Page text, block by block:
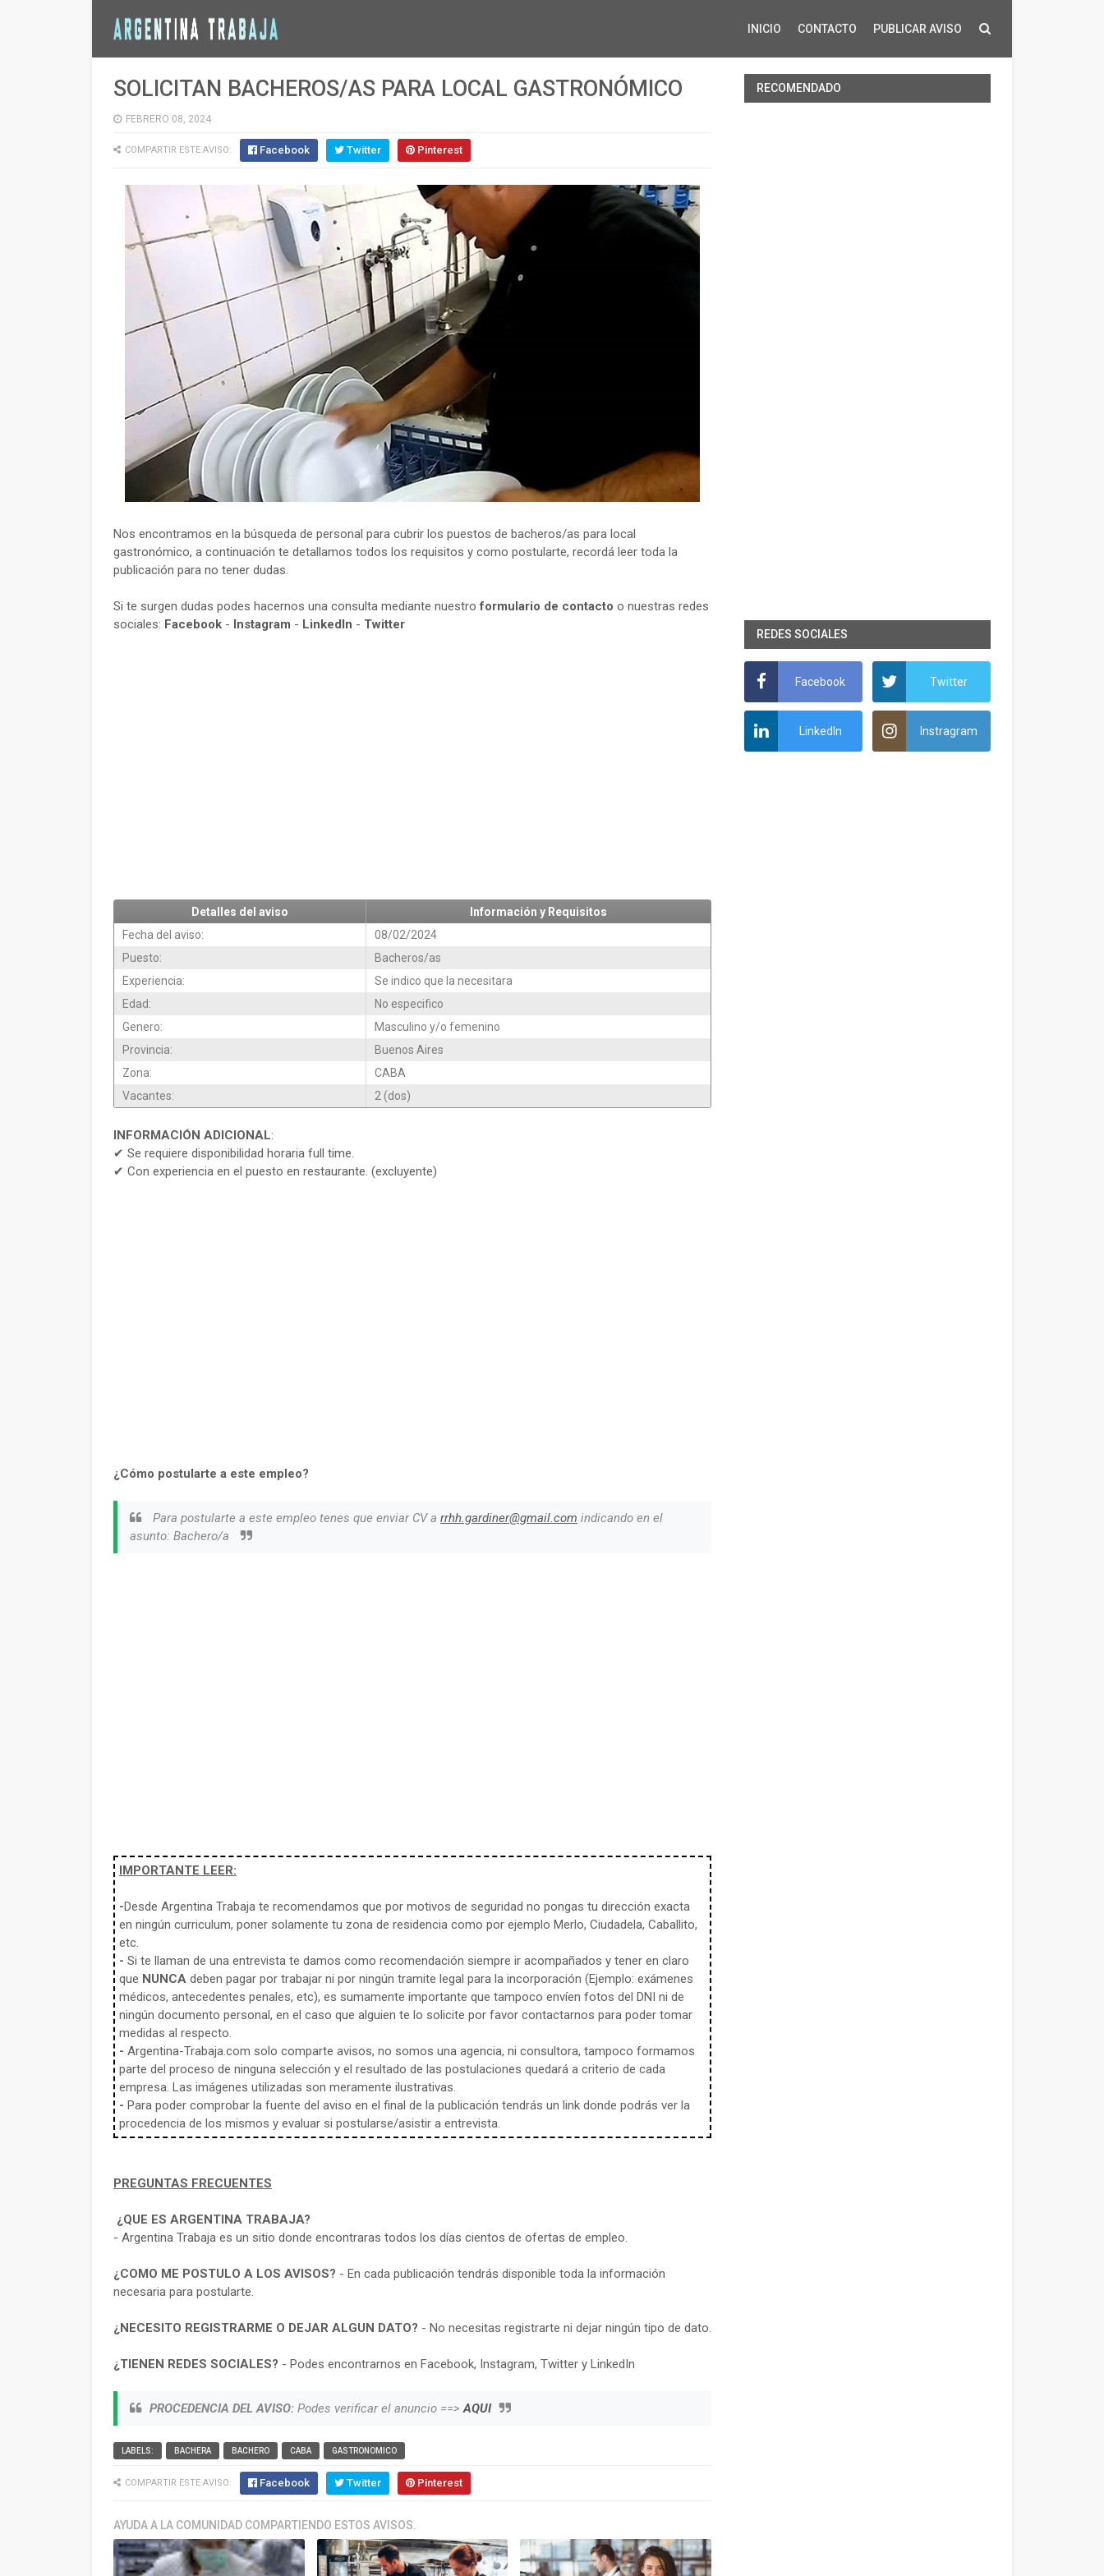
INICIO CONTACTO PUBLICAR AVISO
SOLICITAN BACHEROS/AS PARA LOCAL GASTRONÓMICO
FEBRERO 08, 2024
COMPARTIR ESTE AVISO: Facebook Twitter Pinterest
Nos encontramos en la búsqueda de personal para cubrir los puestos de bacheros/as para local
gastronómico, a continuación te detallamos todos los requisitos y como postularte, recordá leer toda la
publicación para no tener dudas.
Si te surgen dudas podes hacernos una consulta mediante nuestroformulario de contacto o nuestras redes
sociales: Facebook - Instagram - LinkedIn - Twitter
Detalles del aviso
Información y Requisitos
Fecha del aviso:
08/02/2024
Puesto:
Bacheros/as
Experiencia:
Se indico que la necesitara
Edad:
No especifico
Genero:
Masculino y/o femenino
Provincia:
Buenos Aires
Zona:
CABA
Vacantes:
2 (dos)
INFORMACIÓN ADICIONAL:
✔ Se requiere disponibilidad horaria full time.
✔ Con experiencia en el puesto en restaurante. (excluyente)
¿Cómo postularte a este empleo?
Para postularte a este empleo tenes que enviar CV a rrhh.gardiner@gmail.com indicando en el
asunto: Bachero/a
IMPORTANTE LEER:
-Desde Argentina Trabaja te recomendamos que por motivos de seguridad no pongas tu dirección exacta
en ningún curriculum, poner solamente tu zona de residencia como por ejemplo Merlo, Ciudadela, Caballito,
etc.
- Si te llaman de una entrevista te damos como recomendación siempre ir acompañados y tener en claro
que NUNCA deben pagar por trabajar ni por ningún tramite legal para la incorporación (Ejemplo: exámenes
médicos, antecedentes penales, etc), es sumamente importante que tampoco envíen fotos del DNI ni de
ningún documento personal, en el caso que alguien te lo solicite por favor contactarnos para poder tomar
medidas al respecto.
- Argentina-Trabaja.com solo comparte avisos, no somos una agencia, ni consultora, tampoco formamos
parte del proceso de ninguna selección y el resultado de las postulaciones quedará a criterio de cada
empresa. Las imágenes utilizadas son meramente ilustrativas.
- Para poder comprobar la fuente del aviso en el final de la publicación tendrás un link donde podrás ver la
procedencia de los mismos y evaluar si postularse/asistir a entrevista.
PREGUNTAS FRECUENTES
¿QUE ES ARGENTINA TRABAJA?
- Argentina Trabaja es un sitio donde encontraras todos los días cientos de ofertas de empleo.
¿COMO ME POSTULO A LOS AVISOS? - En cada publicación tendrás disponible toda la información
necesaria para postularte.
¿NECESITO REGISTRARME O DEJAR ALGUN DATO? - No necesitas registrarte ni dejar ningún tipo de dato.
¿TIENEN REDES SOCIALES? - Podes encontrarnos en Facebook, Instagram, Twitter y LinkedIn
PROCEDENCIA DEL AVISO: Podes verificar el anuncio ==>AQUI
LABELS: BACHERA BACHERO CABA GASTRONOMICO
COMPARTIR ESTE AVISO: Facebook Twitter Pinterest
AYUDA A LA COMUNIDAD COMPARTIENDO ESTOS AVISOS.
RECOMENDADO
REDES SOCIALES
Facebook Twitter
LinkedIn Instragram